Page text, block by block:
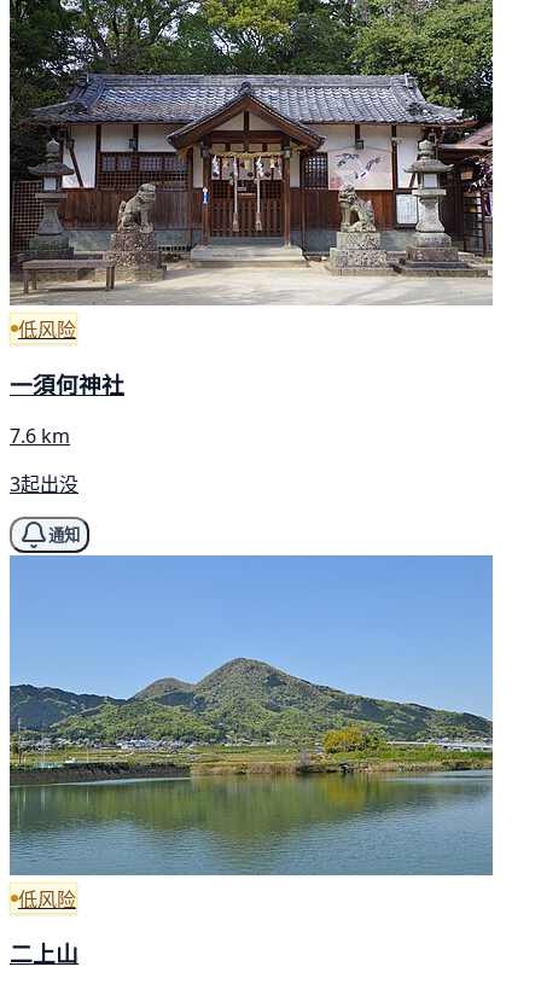
低风险
一須何神社
7.6 km
3起出没
通知
低风险
二上山